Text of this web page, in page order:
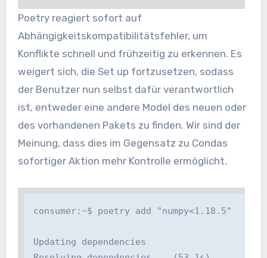
Poetry reagiert sofort auf
Abhängigkeitskompatibilitätsfehler, um
Konflikte schnell und frühzeitig zu erkennen. Es
weigert sich, die Set up fortzusetzen, sodass
der Benutzer nun selbst dafür verantwortlich
ist, entweder eine andere Model des neuen oder
des vorhandenen Pakets zu finden. Wir sind der
Meinung, dass dies im Gegensatz zu Condas
sofortiger Aktion mehr Kontrolle ermöglicht.
consumer:~$ poetry add "numpy<1.18.5"
Updating dependencies